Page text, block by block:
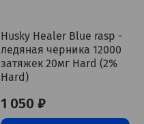
Husky Healer Blue rasp -
ледяная черника 12000
затяжек 20мг Hard (2%
Hard)
1 050 ₽